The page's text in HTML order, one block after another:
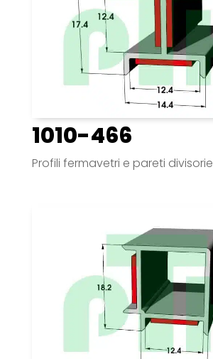
1010-466
Profili fermavetri e pareti divisorie